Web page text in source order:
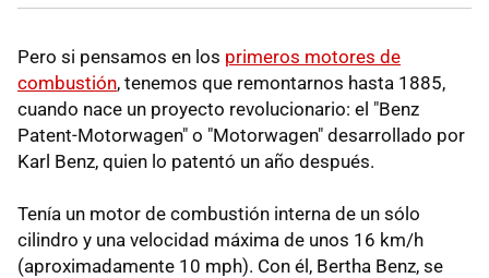
Pero si pensamos en los primeros motores de
combustión, tenemos que remontarnos hasta 1885,
cuando nace un proyecto revolucionario: el "Benz
Patent-Motorwagen" o "Motorwagen" desarrollado por
Karl Benz, quien lo patentó un año después.
Tenía un motor de combustión interna de un sólo
cilindro y una velocidad máxima de unos 16 km/h
(aproximadamente 10 mph). Con él, Bertha Benz, se